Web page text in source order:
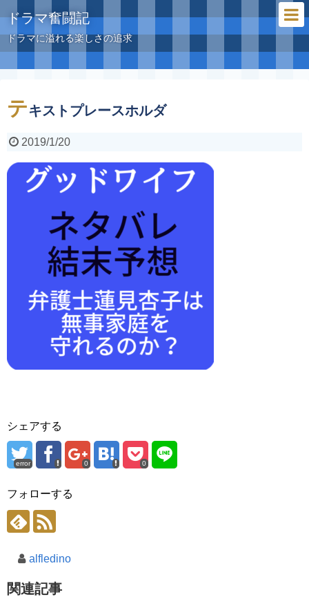
ドラマ奮闘記
ドラマに溢れる楽しさの追求
テキストプレースホルダ
2019/1/20
シェアする
error 0 0
フォローする
alfledino
関連記事